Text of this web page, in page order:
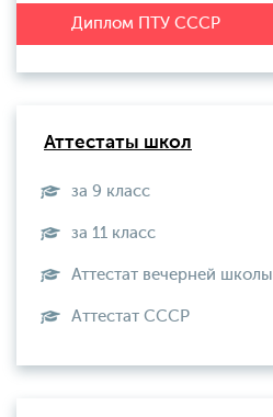
Аттестаты школ
за 9 класс
за 11 класс
Аттестат вечерней школы
Aттестат СССР